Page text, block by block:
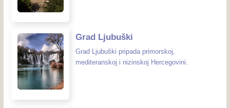
Grad Ljubuški
Grad Ljubuški pripada primorskoj,
mediteranskoj i nizinskoj Hercegovini.